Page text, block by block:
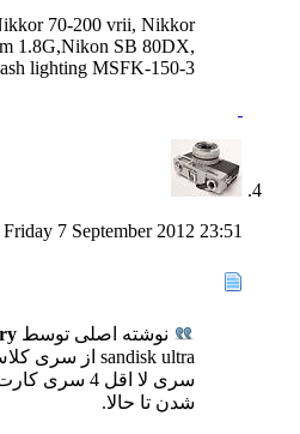
70-200 vrii, Nikkor
1.8G,Nikon SB 80DX,
lighting MSFK-150-3
Friday 7 September 2012 23:51
نوشته اصلی توسط
سری لا اقل 4
شدن تا حالا.